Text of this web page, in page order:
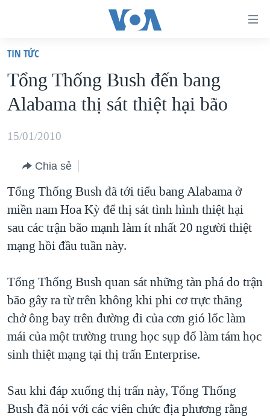
truy
cập
Tới
dung
chính
điều
hướng
chính
Đi
"Tìm"
VIỆT NAM
HOA KỲ
BIỂN ĐÔNG
BLOG
DIỄN ĐÀN
MỤC
TỰ DO BÁO CHÍ
NGƯỜI VIỆT HẢI NGOẠI
ĐỜI SỐNG
KINH TẾ
KHOA HỌC
VĂN HOÁ
THỂ THAO
CHUYÊN ĐỀ
HÀNH TRÌNH BẦU CỬ 2024
MỘT NĂM CHIẾN TRANH TẠI DẢI GAZA
GIẢI MÃ VÀNH ĐAI & CON ĐƯỜNG
NGÀY TỊ NẠN THẾ GIỚI
GROUND ZERO – XƯA VÀ NAY
VIDEO
NGHE
MẠNG XÃ HỘI
Ngôn ngữ khác
TIN TỨC
Tổng Thống Bush đến bang
Alabama thị sát thiệt hại bão
15/01/2010
Chia sẻ
Tổng Thống Bush đã tới tiểu bang Alabama ở
miền nam Hoa Kỳ để thị sát tình hình thiệt hại
sau các trận bão mạnh làm ít nhất 20 người thiệt
mạng hồi đầu tuần này.
Tổng Thống Bush quan sát những tàn phá do trận
bão gây ra từ trên không khi phi cơ trực thăng
chở ông bay trên đường đi của cơn gió lốc làm
mái của một trường trung học sụp đổ làm tám học
sinh thiệt mạng tại thị trấn Enterprise.
Sau khi đáp xuống thị trấn này, Tổng Thống
Bush đã nói với các viên chức địa phương rằng